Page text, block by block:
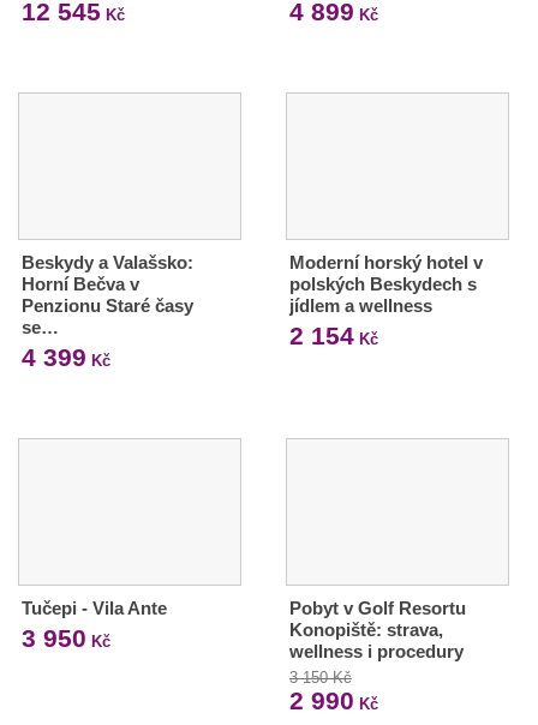
12 545 Kč 4 899 Kč
Beskydy a Valašsko:
Horní Bečva v
Penzionu Staré časy
se…
4 399 Kč
Moderní horský hotel v
polských Beskydech s
jídlem a wellness
2 154Kč
Tučepi - Vila Ante
3 950 Kč
Pobyt v Golf Resortu
Konopiště: strava,
wellness i procedury
3 150 Kč
2 990 Kč